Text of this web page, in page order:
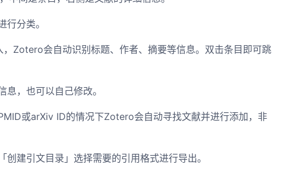
分类。
Zotero会自动识别标题、作者、摘要等信息。双击条目即可跳
，也可以自己修改。
或arXiv ID的情况下Zotero会自动寻找文献并进行添加，非
建引文目录」选择需要的引用格式进行导出。